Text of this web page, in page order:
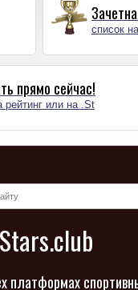
список
прямо сейчас!
рейтинг или на .St
платформах